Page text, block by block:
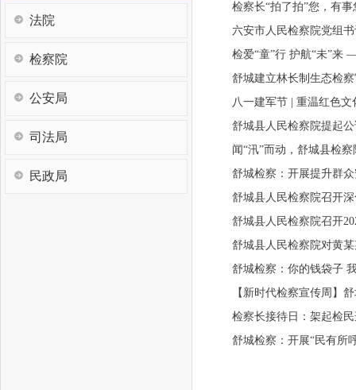
法院
检察院
公安局
司法局
民政局
检察长“拍了拍”您，有
六安市人民检察院党组
检爱“童”行 护航“未”来
舒城建立林长制生态检
八一建军节 | 重温红色
舒城县人民检察院提起
闻“汛”而动，舒城县检
舒城检察：开展提升群
舒城县人民检察院召开
舒城县人民检察院召开
舒城县人民检察院对黄
舒城检察：你的钱袋子
【新时代检察宣传周】
检察长接待日：架起检
舒城检察：开展“民有